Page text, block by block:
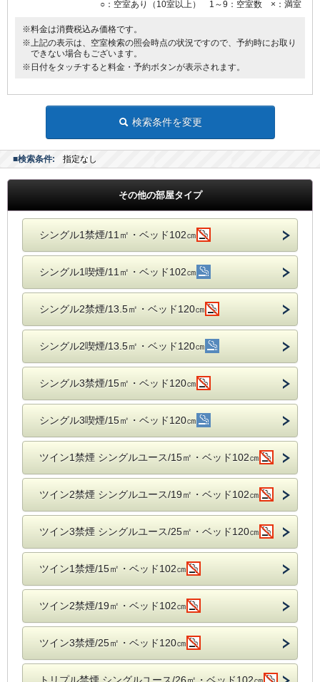
○：空室あり（10室以上） 1～9：空室数 ×：満室
※料金は消費税込み価格です。
※上記の表示は、空室検索の照会時点の状況ですので、予約時にお取り
できない場合もございます。
※日付をタッチすると料金・予約ボタンが表示されます。
検索条件を変更
■検索条件: 指定なし
その他の部屋タイプ
シングル1禁煙/11㎡・ベッド102㎝
シングル1喫煙/11㎡・ベッド102㎝
シングル2禁煙/13.5㎡・ベッド120㎝
シングル2喫煙/13.5㎡・ベッド120㎝
シングル3禁煙/15㎡・ベッド120㎝
シングル3喫煙/15㎡・ベッド120㎝
ツイン1禁煙 シングルユース/15㎡・ベッド102㎝
ツイン2禁煙 シングルユース/19㎡・ベッド102㎝
ツイン3禁煙 シングルユース/25㎡・ベッド120㎝
ツイン1禁煙/15㎡・ベッド102㎝
ツイン2禁煙/19㎡・ベッド102㎝
ツイン3禁煙/25㎡・ベッド120㎝